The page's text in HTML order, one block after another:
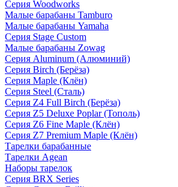
Серия Woodworks
Малые барабаны Tamburo
Малые барабаны Yamaha
Серия Stage Custom
Малые барабаны Zowag
Серия Aluminum (Алюминий)
Серия Birch (Берёза)
Серия Maple (Клён)
Серия Steel (Сталь)
Серия Z4 Full Birch (Берёза)
Серия Z5 Deluxe Poplar (Тополь)
Серия Z6 Fine Maple (Клён)
Серия Z7 Premium Maple (Клён)
Тарелки барабанные
Тарелки Agean
Наборы тарелок
Серия BRX Series